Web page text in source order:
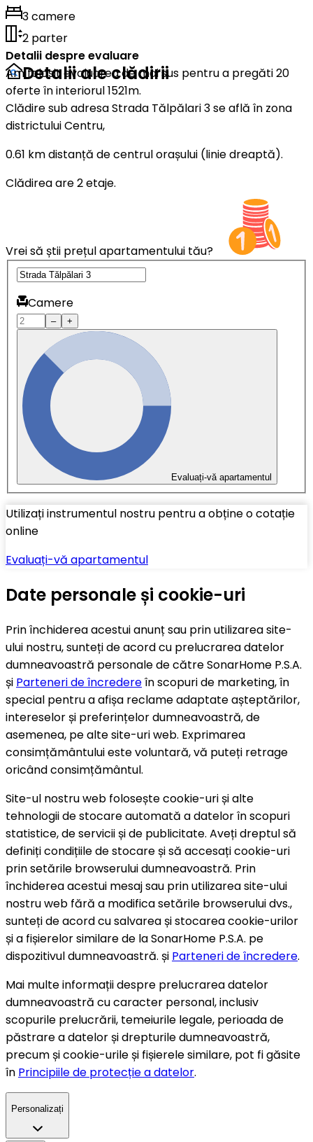
3 camere
2 parter
Detalii despre evaluare
Am folosit evaluarea de mai sus pentru a pregăti 20
oferte în interiorul 1521m.
Detalii ale clădirii
Clădire sub adresa Strada Tălpălari 3 se află în zona
districtului Centru,
0.61 km distanță de centrul orașului (linie dreaptă).
Clădirea are 2 etaje.
Vrei să știi prețul apartamentului tău?
Camere
– +
Evaluați-vă apartamentul
Utilizați instrumentul nostru pentru a obține o cotație
online
Evaluați-vă apartamentul
Date personale și cookie-uri
Prin închiderea acestui anunț sau prin utilizarea site-
ului nostru, sunteți de acord cu prelucrarea datelor
dumneavoastră personale de către SonarHome P.S.A.
și Parteneri de încredereîn scopuri de marketing, în
special pentru a afișa reclame adaptate așteptărilor,
intereselor și preferințelor dumneavoastră, de
asemenea, pe alte site-uri web. Exprimarea
consimțământului este voluntară, vă puteți retrage
oricând consimțământul.
Site-ul nostru web folosește cookie-uri și alte
tehnologii de stocare automată a datelor în scopuri
statistice, de servicii și de publicitate. Aveți dreptul să
definiți condițiile de stocare și să accesați cookie-uri
prin setările browserului dumneavoastră. Prin
închiderea acestui mesaj sau prin utilizarea site-ului
nostru web fără a modifica setările browserului dvs.,
sunteți de acord cu salvarea și stocarea cookie-urilor
și a fișierelor similare de la SonarHome P.S.A. pe
dispozitivul dumneavoastră. și Parteneri de încredere.
Mai multe informații despre prelucrarea datelor
dumneavoastră cu caracter personal, inclusiv
scopurile prelucrării, temeiurile legale, perioada de
păstrare a datelor și drepturile dumneavoastră,
precum și cookie-urile și fișierele similare, pot fi găsite
în Principiile de protecție a datelor.
Personalizați